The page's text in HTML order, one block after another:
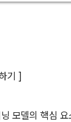
기 ]
모델의 핵심 요